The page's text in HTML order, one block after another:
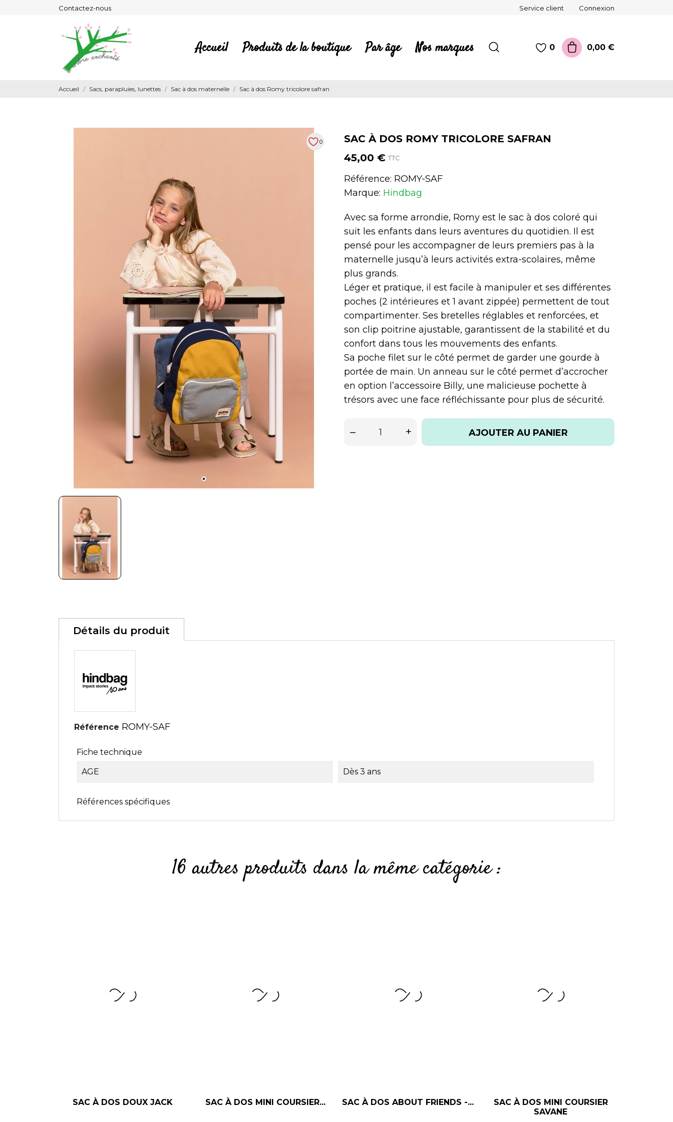
Contactez-nous Service client Connexion
Accueil Produits de la boutique Par âge Nos marques 0 0,00 €
Accueil Sacs, parapluies, lunettes Sac à dos maternelle Sac à dos Romy tricolore safran
0
SAC À DOS ROMY TRICOLORE SAFRAN
45,00 € TTC
Référence: ROMY-SAF
Marque: Hindbag
Avec sa forme arrondie, Romy est le sac à dos coloré qui
suit les enfants dans leurs aventures du quotidien. Il est
pensé pour les accompagner de leurs premiers pas à la
maternelle jusqu’à leurs activités extra-scolaires, même
plus grands.
Léger et pratique, il est facile à manipuler et ses différentes
poches (2 intérieures et 1 avant zippée) permettent de tout
compartimenter. Ses bretelles réglables et renforcées, et
son clip poitrine ajustable, garantissent de la stabilité et du
confort dans tous les mouvements des enfants.
Sa poche filet sur le côté permet de garder une gourde à
portée de main. Un anneau sur le côté permet d’accrocher
en option l’accessoire Billy, une malicieuse pochette à
trésors avec une face réfléchissante pour plus de sécurité.
– + AJOUTER AU PANIER
Détails du produit
Référence ROMY-SAF
Fiche technique
AGE Dès 3 ans
Références spécifiques
16 autres produits dans la même catégorie :
SAC À DOS DOUX JACK
– + SAC À DOS MINI COURSIER...
– + SAC À DOS ABOUT FRIENDS -...
– +
SAC À DOS MINI COURSIER
SAVANE
– +